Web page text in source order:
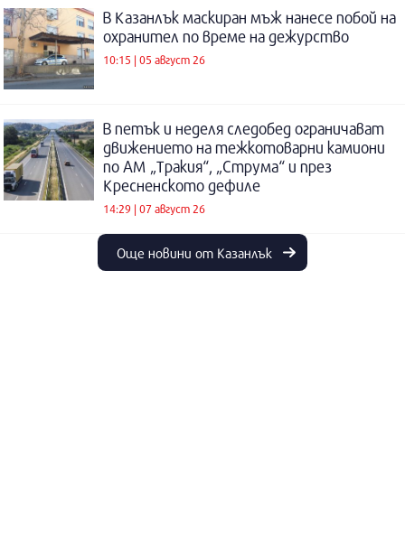
В Казанлък маскиран мъж нанесе побой на
охранител по време на дежурство
10:15 | 05 август 26
В петък и неделя следобед ограничават
движението на тежкотоварни камиони
по АМ „Тракия“, „Струма“ и през
Кресненското дефиле
14:29 | 07 август 26
Още новини от Казанлък